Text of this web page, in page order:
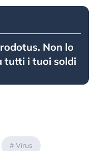
Non lo
tutti i tuoi soldi
# Virus